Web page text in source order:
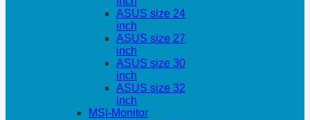
ASUS size 24
inch
ASUS size 27
inch
ASUS size 30
inch
ASUS size 32
inch
MSI-Monitor